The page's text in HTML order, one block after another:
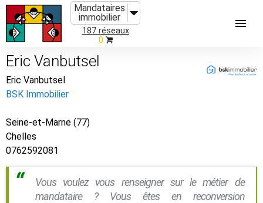
Mandataires
immobilier
187 réseaux
0
Eric Vanbutsel
Eric Vanbutsel
BSK Immobilier
Seine-et-Marne (77)
Chelles
0762592081
Vous voulez vous renseigner sur le métier de
mandataire ? Vous êtes en reconversion